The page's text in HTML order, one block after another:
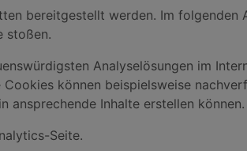
bereitgestellt werden. Im folgenden
stoßen.
Analyselösungen im
können beispielsweise
ansprechende Inhalte erstellen können.
Seite.